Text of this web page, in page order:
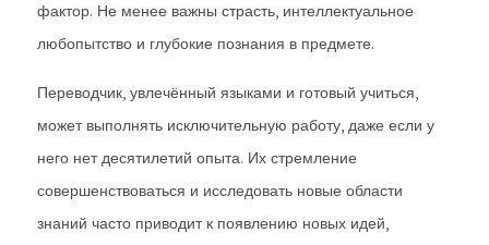
фактор. Не менее важны страсть, интеллектуальное
любопытство и глубокие познания в предмете.
Переводчик, увлечённый языками и готовый учиться,
может выполнять исключительную работу, даже если у
него нет десятилетий опыта. Их стремление
совершенствоваться и исследовать новые области
знаний часто приводит к появлению новых идей,